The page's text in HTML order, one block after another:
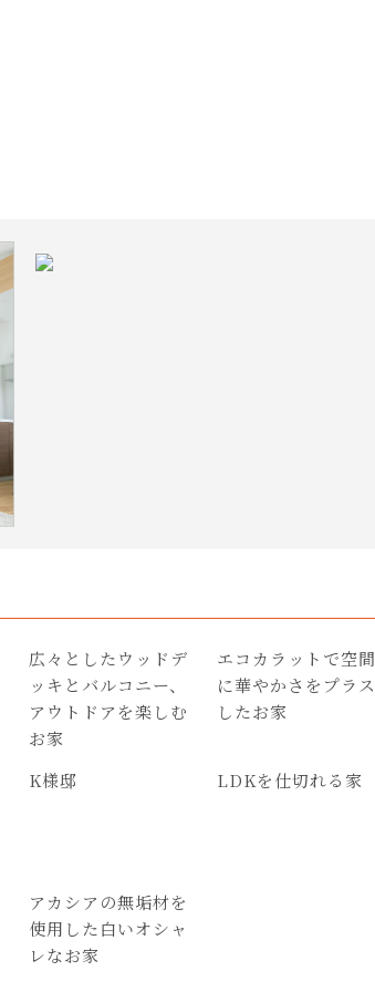
広々としたウッドデ
ッキとバルコニー、
アウトドアを楽しむ
お家
エコカラットで空間
に華やかさをプラス
したお家
K様邸 LDKを仕切れる家
アカシアの無垢材を
使用した白いオシャ
レなお家